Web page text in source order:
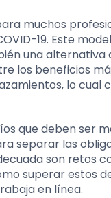
muchos
19. Este
una alternativa
los beneficios
lo cual
que deben ser
separar las
son retos
superar estos
en línea.